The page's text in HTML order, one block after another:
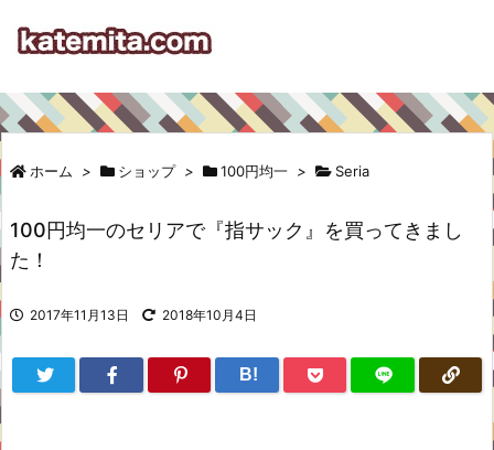
ホーム > ショップ > 100円均一 > Seria
100円均一のセリアで『指サック』を買ってきまし
た！
2017年11月13日 2018年10月4日
B!